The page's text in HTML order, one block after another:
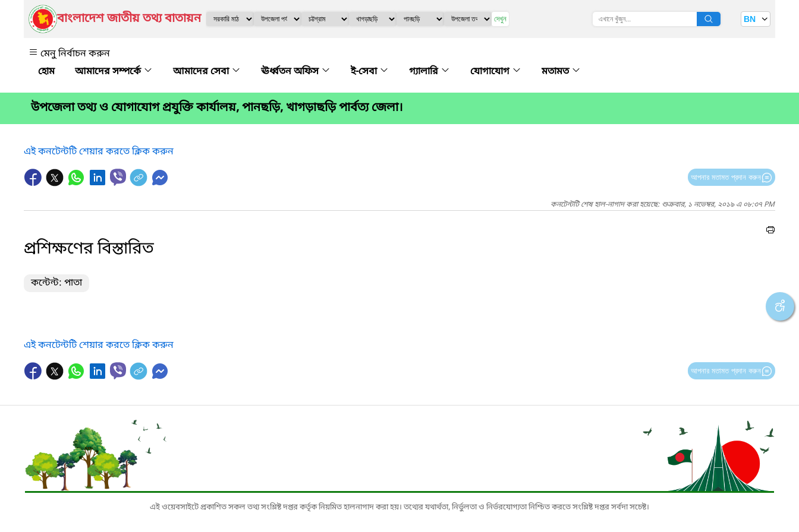
বাংলাদেশ জাতীয় তথ্য বাতায়ন দেখুন BN
মেনু নির্বাচন করুন
আমাদের সম্পর্কে
আমাদের সেবা ঊর্ধ্বতন অফিস ই-সেবা গ্যালারি যোগাযোগ মতামত
উপজেলা তথ্য ও যোগাযোগ প্রযুক্তি কার্যালয়, পানছড়ি, খাগড়াছড়ি পার্বত্য জেলা।
এই কনটেন্টটি শেয়ার করতে ক্লিক করুন
আপনার মতামত প্রদান করুন
কনটেন্টটি শেষ হাল-নাগাদ করা হয়েছে: শুক্রবার, ১ নভেম্বর, ২০১৯ এ ০৮:৩৭ PM
প্রশিক্ষণের বিস্তারিত
কন্টেন্ট: পাতা
এই কনটেন্টটি শেয়ার করতে ক্লিক করুন
আপনার মতামত প্রদান করুন
এই ওয়েবসাইটে প্রকাশিত সকল তথ্য সংশ্লিষ্ট দপ্তর কর্তৃক নিয়মিত হালনাগাদ করা হয়। তথ্যের যথার্থতা, নির্ভুলতা ও নির্ভরযোগ্যতা নিশ্চিত করতে সংশ্লিষ্ট দপ্তর সর্বদা সচেষ্ট।